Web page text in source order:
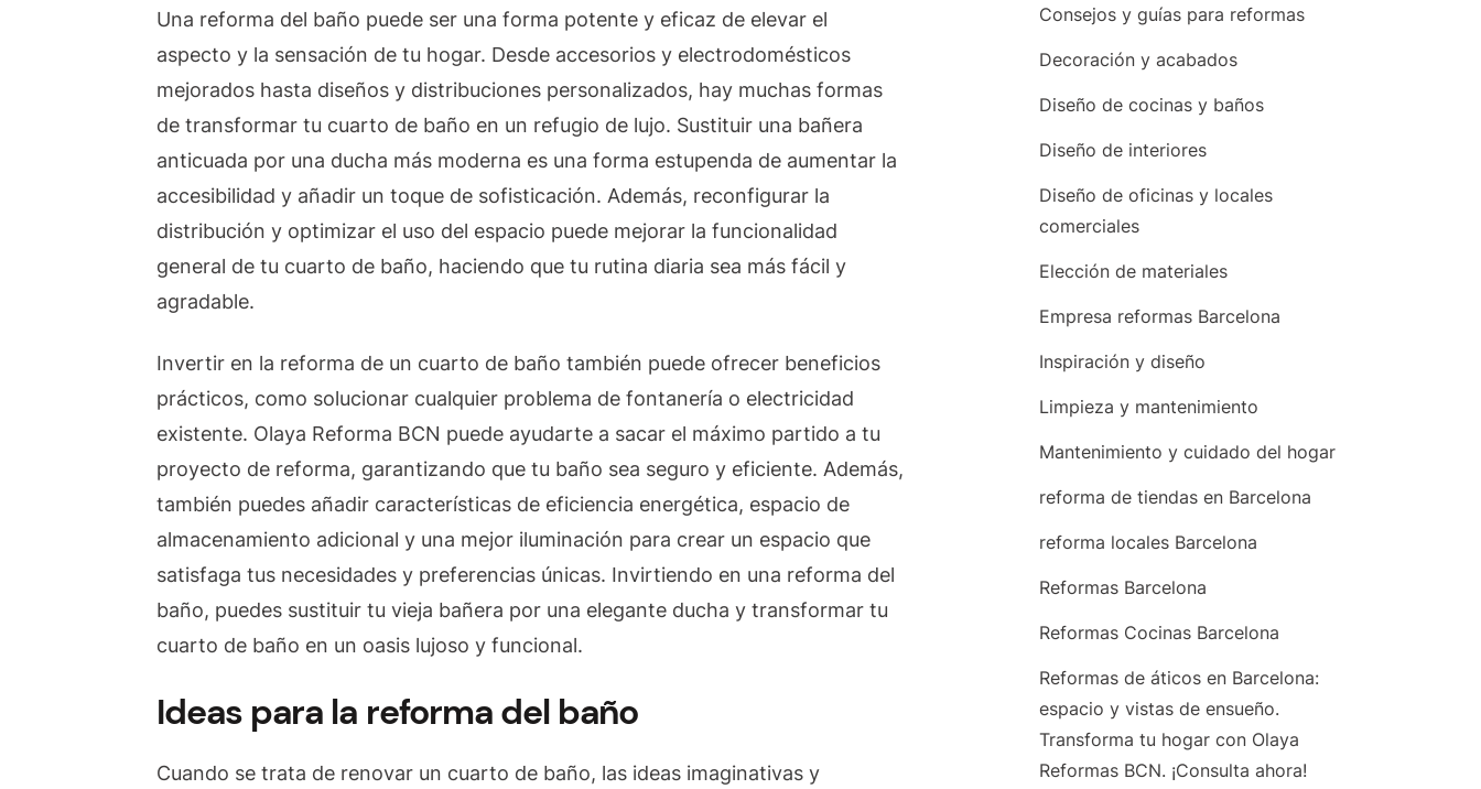
Una reforma del baño puede ser una forma potente y eficaz de elevar el
aspecto y la sensación de tu hogar. Desde accesorios y electrodomésticos
mejorados hasta diseños y distribuciones personalizados, hay muchas formas
de transformar tu cuarto de baño en un refugio de lujo. Sustituir una bañera
anticuada por una ducha más moderna es una forma estupenda de aumentar la
accesibilidad y añadir un toque de sofisticación. Además, reconfigurar la
distribución y optimizar el uso del espacio puede mejorar la funcionalidad
general de tu cuarto de baño, haciendo que tu rutina diaria sea más fácil y
agradable.
Invertir en la reforma de un cuarto de baño también puede ofrecer beneficios
prácticos, como solucionar cualquier problema de fontanería o electricidad
existente. Olaya Reforma BCN puede ayudarte a sacar el máximo partido a tu
proyecto de reforma, garantizando que tu baño sea seguro y eficiente. Además,
también puedes añadir características de eficiencia energética, espacio de
almacenamiento adicional y una mejor iluminación para crear un espacio que
satisfaga tus necesidades y preferencias únicas. Invirtiendo en una reforma del
baño, puedes sustituir tu vieja bañera por una elegante ducha y transformar tu
cuarto de baño en un oasis lujoso y funcional.
Ideas para la reforma del baño
Cuando se trata de renovar un cuarto de baño, las ideas imaginativas y
Consejos y guías para reformas
Decoración y acabados
Diseño de cocinas y baños
Diseño de interiores
Diseño de oficinas y locales
comerciales
Elección de materiales
Empresa reformas Barcelona
Inspiración y diseño
Limpieza y mantenimiento
Mantenimiento y cuidado del hogar
reforma de tiendas en Barcelona
reforma locales Barcelona
Reformas Barcelona
Reformas Cocinas Barcelona
Reformas de áticos en Barcelona:
espacio y vistas de ensueño.
Transforma tu hogar con Olaya
Reformas BCN. ¡Consulta ahora!